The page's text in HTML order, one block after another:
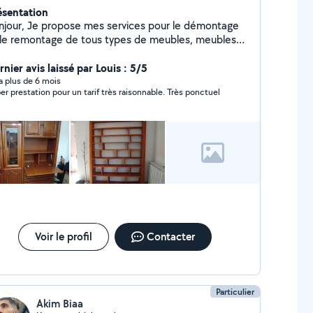
services pour le démontage
remontage de tous types de meubles, meubles
de bricolage autour de la maison Sérieux,
et équipé, je vous assure un travail soigné
pour faciliter votre quotidien. N'hésitez pas à
pour vous aider dans vos projets de
et bricolage. Au plaisir de vous rendre service
avis laissé par Louis : 5/5
plus de 6 mois
prestation pour un tarif très raisonnable. Très ponctuel
Voir le profil Contacter
Particulier
Akim Biaa